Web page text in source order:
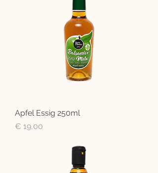
Apfel Essig 250ml
Preis
€ 19,00